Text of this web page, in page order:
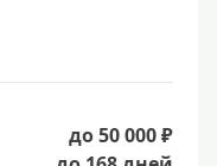
до 50 000 ₽